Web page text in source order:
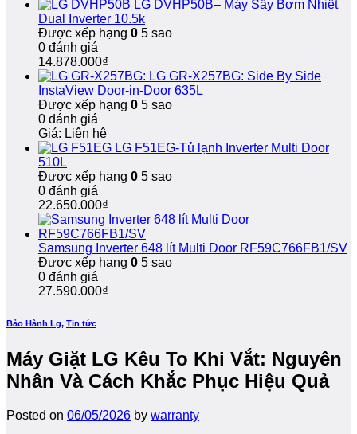
HànhChóng,
nhà,
LG DVHP50B– Máy Sấy Bơm Nhiệt
Dual Inverter 10.5k
Được xếp hạng 0 5 sao
0 đánh giá
14.878.000₫
LG GR-X257BG: Side By Side
InstaView Door-in-Door 635L
Được xếp hạng 0 5 sao
0 đánh giá
Giá: Liên hệ
LG F51EG-Tủ lạnh Inverter Multi Door
510L
Được xếp hạng 0 5 sao
0 đánh giá
22.650.000₫
Samsung Inverter 648 lít Multi Door RF59C766FB1/SV
Được xếp hạng 0 5 sao
0 đánh giá
27.590.000₫
Bảo Hành Lg, Tin tức
Máy Giặt LG Kêu To Khi Vắt: Nguyên
Nhân Và Cách Khắc Phục Hiệu Quả
Posted on 06/05/2026 by warranty